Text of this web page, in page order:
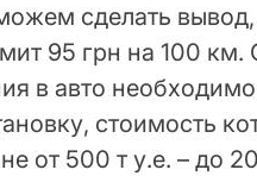
сделать
95 грн на 100 км.
в авто
стоимость
от 500 т у.е. – до